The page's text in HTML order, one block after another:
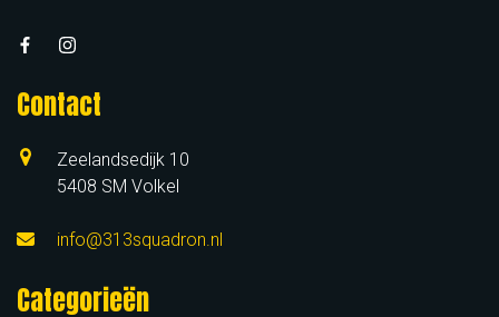
Contact
Zeelandsedijk 10
5408 SM Volkel
info@313squadron.nl
Categorieën